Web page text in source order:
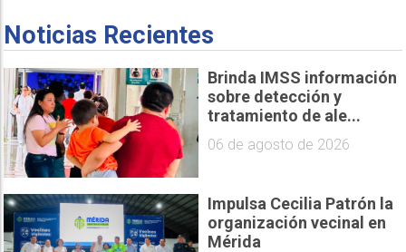
Noticias Recientes
Brinda IMSS información
sobre detección y
tratamiento de ale...
06 de agosto de 2026
Impulsa Cecilia Patrón la
organización vecinal en
Mérida